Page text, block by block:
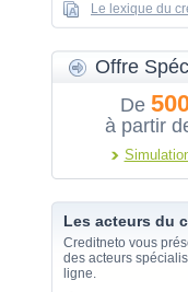
Le lexique du
Offre
De
à partir
Les acteurs du
Creditneto vous
des acteurs
ligne.